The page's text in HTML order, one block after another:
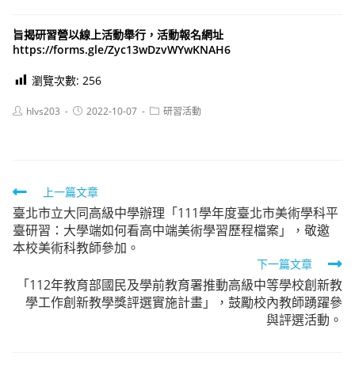
旨揭研習營以線上活動舉行，活動報名網址
https://forms.gle/Zyc13wDzvWYwKNAH6
瀏覽次數: 256
Posthlvs203
Post2022-10-07
Post研習活動
Read
more
articles
上一篇文章
臺北市立大同高級中學辦理「111學年度臺北市美術學科平
臺研習：大學端如何看高中端美術學習歷程檔案」，敬邀
本校美術科教師參加。
下一篇文章
「112年教育部國民及學前教育署推動高級中等學校創新教
學工作創新教學獎評選實施計畫」，鼓勵校內教師踴躍參
與評選活動。